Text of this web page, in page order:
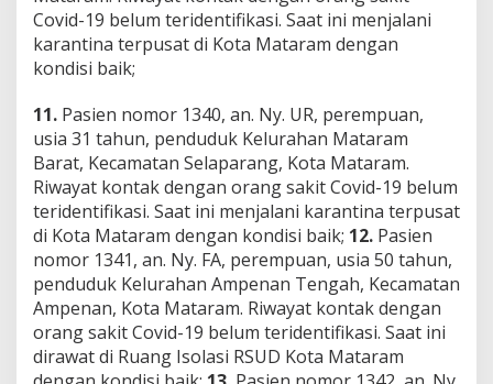
Covid-19 belum teridentifikasi. Saat ini menjalani
karantina terpusat di Kota Mataram dengan
kondisi baik;
11. Pasien nomor 1340, an. Ny. UR, perempuan,
usia 31 tahun, penduduk Kelurahan Mataram
Barat, Kecamatan Selaparang, Kota Mataram.
Riwayat kontak dengan orang sakit Covid-19 belum
teridentifikasi. Saat ini menjalani karantina terpusat
di Kota Mataram dengan kondisi baik; 12. Pasien
nomor 1341, an. Ny. FA, perempuan, usia 50 tahun,
penduduk Kelurahan Ampenan Tengah, Kecamatan
Ampenan, Kota Mataram. Riwayat kontak dengan
orang sakit Covid-19 belum teridentifikasi. Saat ini
dirawat di Ruang Isolasi RSUD Kota Mataram